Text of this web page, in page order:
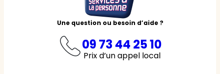
Une question ou besoin d’aide ?
09 73 44 25 10
Prix d’un appel local